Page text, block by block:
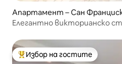
Апартамент – Сан
Елегантно викторианско
Най-популярен избор на
Избор на гостите